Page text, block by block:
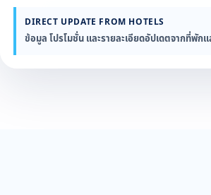
DIRECT UPDATE FROM HOTELS
ข้อมูล โปรโมชั่น และรายละเอียดอัปเดตจากที่พัก